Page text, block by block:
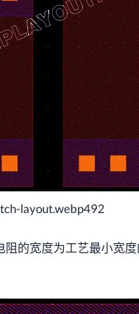
layout.webp492
阻的宽度为工艺最小宽